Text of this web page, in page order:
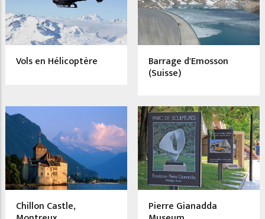
Vols en Hélicoptère Barrage d'Emosson
(Suisse)
Chillon Castle, Pierre Gianadda